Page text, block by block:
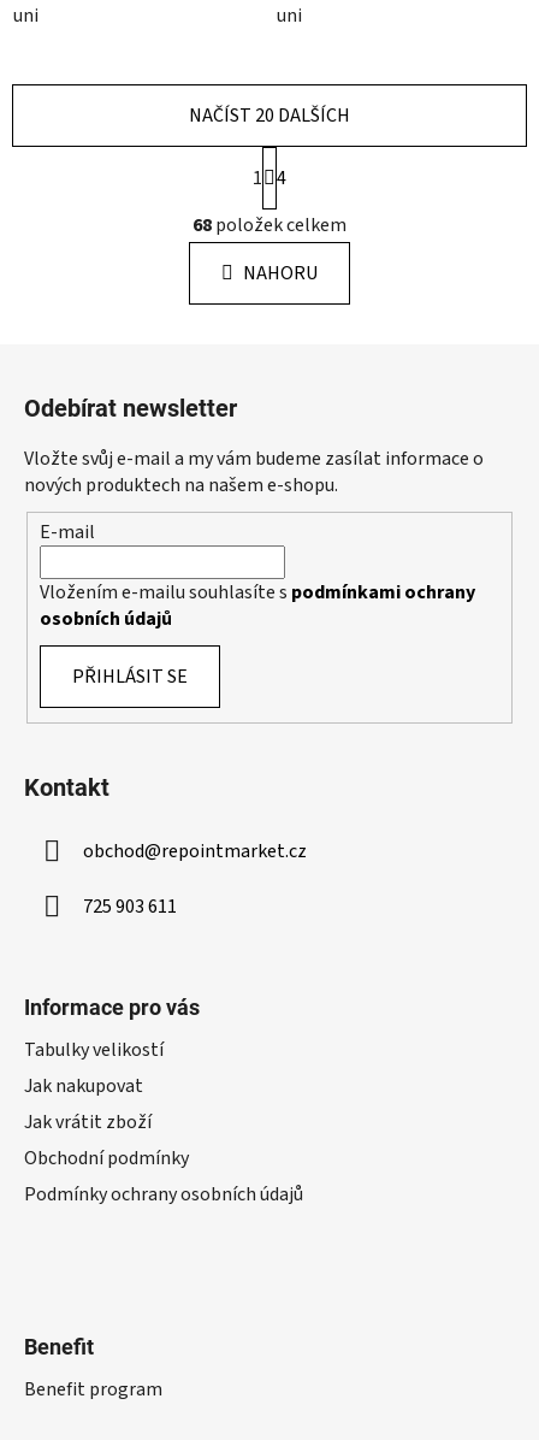
uni uni
O
v
á
d
v
k
v
ý
p
NAČÍST 20 DALŠÍCH
S
t
r
á
n
k
1 4
68položek celkem
NAHORU
Odebírat newsletter
Vložte svůj e-mail a my vám budeme zasílat informace o
nových produktech na našem e-shopu.
E-mail
Vložením e-mailu souhlasíte s podmínkami ochrany
osobních údajů
PŘIHLÁSIT SE
Kontakt
obchod@repointmarket.cz
725 903 611
Informace pro vás
Tabulky velikostí
Jak nakupovat
Jak vrátit zboží
Obchodní podmínky
Podmínky ochrany osobních údajů
Benefit
Benefit program